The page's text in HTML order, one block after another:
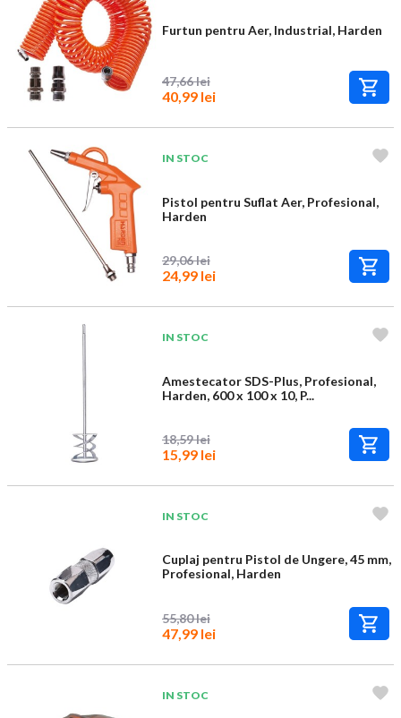
Furtun pentru Aer, Industrial, Harden
47,66 lei
40,99 lei
IN STOC
Pistol pentru Suflat Aer, Profesional,
Harden
29,06 lei
24,99 lei
IN STOC
Amestecator SDS-Plus, Profesional,
Harden, 600 x 100 x 10, P...
18,59 lei
15,99 lei
IN STOC
Cuplaj pentru Pistol de Ungere, 45 mm,
Profesional, Harden
55,80 lei
47,99 lei
IN STOC